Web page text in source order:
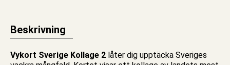
Beskrivning
Vykort Sverige Kollage 2 låter dig upptäcka Sveriges